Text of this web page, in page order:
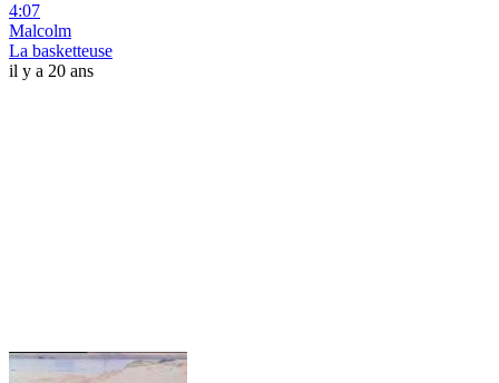
4:07
Malcolm
La basketteuse
il y a 20 ans